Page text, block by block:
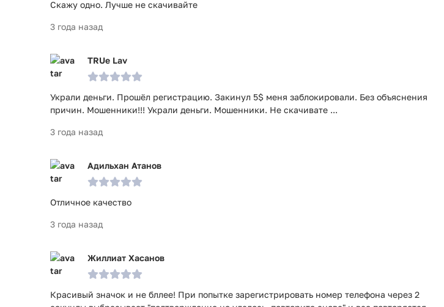
Скажу одно. Лучше не скачивайте
3 года назад
TRUe Lav
Украли деньги. Прошёл регистрацию. Закинул 5$ меня заблокировали. Без объяснения
причин. Мошенники!!! Украли деньги. Мошенники. Не скачивате ...
3 года назад
Адильхан Атанов
Отличное качество
3 года назад
Жиллиат Хасанов
Красивый значок и не бллее! При попытке зарегистрировать номер телефона через 2